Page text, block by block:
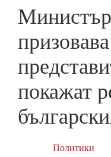
покажат
Политики